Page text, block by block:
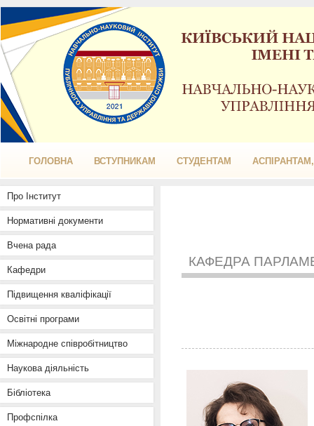
ГОЛОВНА ВСТУПНИКАМ СТУДЕНТАМ
Про Інститут
Нормативні документи
Вчена рада
Кафедри
Підвищення кваліфікації
Освітні програми
Міжнародне співробітництво
Наукова діяльність
Бібліотека
Профспілка
КАФЕДРА